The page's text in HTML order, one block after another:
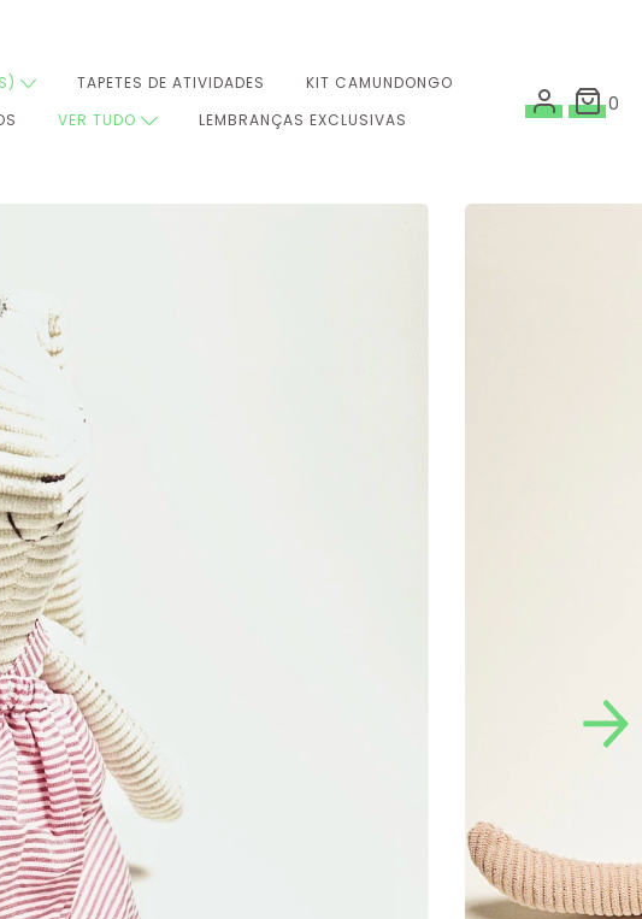
TAPETES DE ATIVIDADES
KIT CAMUNDONGO
VER TUDO LEMBRANÇAS EXCLUSIVAS
0